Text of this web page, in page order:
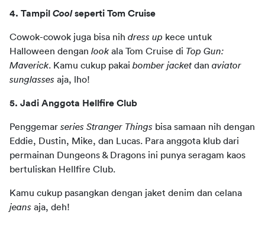
4. Tampil Cool seperti Tom Cruise
Cowok-cowok juga bisa nih dress up kece untuk
Halloween dengan look ala Tom Cruise di Top Gun:
Maverick. Kamu cukup pakai bomber jacket dan aviator
sunglasses aja, lho!
5. Jadi Anggota Hellfire Club
Penggemar series Stranger Things bisa samaan nih dengan
Eddie, Dustin, Mike, dan Lucas. Para anggota klub dari
permainan Dungeons & Dragons ini punya seragam kaos
bertuliskan Hellfire Club.
jeans aja, deh!